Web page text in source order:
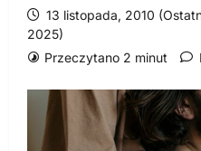
13 listopada, 2010
2025)
Przeczytano 2 minut